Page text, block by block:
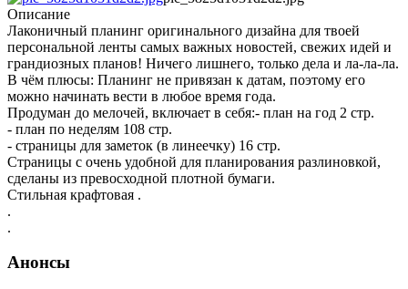
Описание
Лаконичный планинг оригинального дизайна для твоей
персональной ленты самых важных новостей, свежих идей и
грандиозных планов! Ничего лишнего, только дела и ла-ла-ла.
В чём плюсы: Планинг не привязан к датам, поэтому его
можно начинать вести в любое время года.
Продуман до мелочей, включает в себя:- план на год 2 стр.
- план по неделям 108 стр.
- страницы для заметок (в линеечку) 16 стр.
Страницы с очень удобной для планирования разлиновкой,
сделаны из превосходной плотной бумаги.
Стильная крафтовая .
.
.
Анонсы